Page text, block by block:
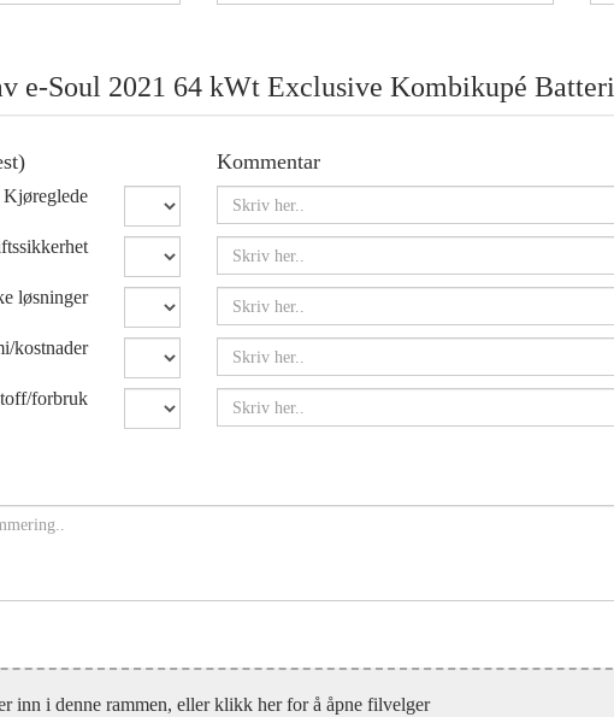
e-Soul 2021 64 kWt Exclusive Kombikupé Batteri
Kommentar
Kjøreglede
løsninger
kostnader
forbruk
inn i denne rammen, eller klikk her for å åpne filvelger